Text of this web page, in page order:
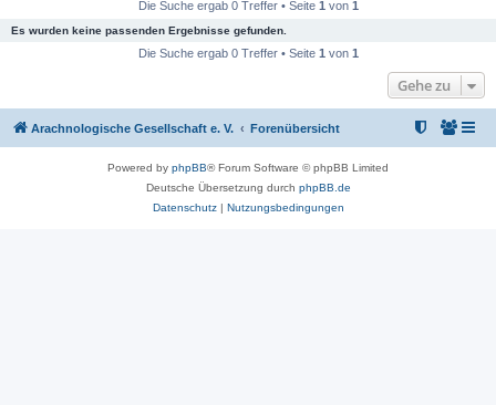
Die Suche ergab 0 Treffer • Seite 1 von 1
Es wurden keine passenden Ergebnisse gefunden.
Die Suche ergab 0 Treffer • Seite 1 von 1
Gehe zu
Arachnologische Gesellschaft e. V. Forenübersicht
Powered by phpBB® Forum Software © phpBB Limited
Deutsche Übersetzung durch phpBB.de
Datenschutz| Nutzungsbedingungen